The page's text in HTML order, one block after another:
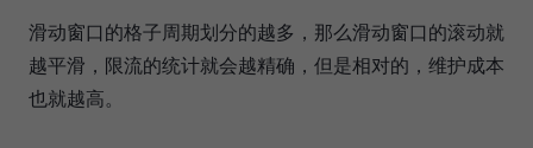
滑动窗口的格子周期划分的越多，那么滑动窗口的滚动就
越平滑，限流的统计就会越精确，但是相对的，维护成本
也就越高。